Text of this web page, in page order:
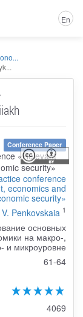
En
Conference Paper
conference
economics and
security»
Penkovskaia 1
основных
на макро-,
и микроуровне
61-64
4069